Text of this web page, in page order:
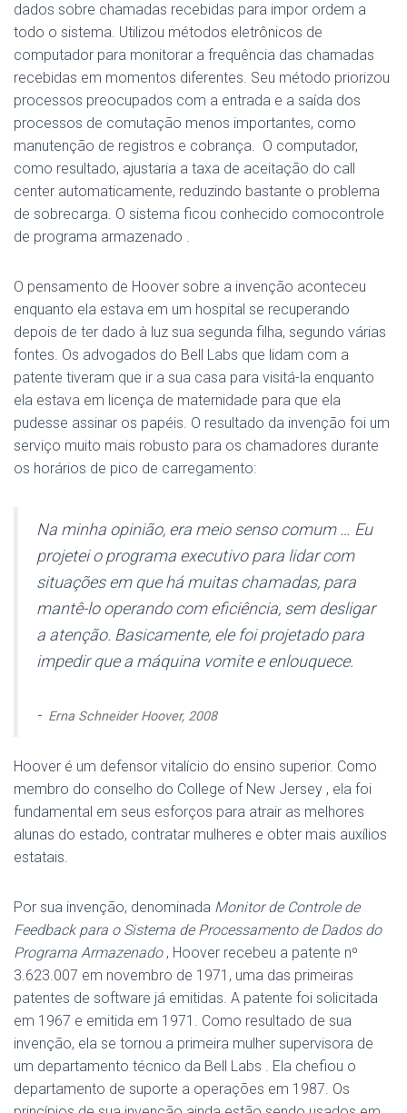
dados sobre chamadas recebidas para impor ordem a
todo o sistema. Utilizou métodos eletrônicos de
computador para monitorar a frequência das chamadas
recebidas em momentos diferentes. Seu método priorizou
processos preocupados com a entrada e a saída dos
processos de comutação menos importantes, como
manutenção de registros e cobrança. O computador,
como resultado, ajustaria a taxa de aceitação do call
center automaticamente, reduzindo bastante o problema
de sobrecarga. O sistema ficou conhecido comocontrole
de programa armazenado .
O pensamento de Hoover sobre a invenção aconteceu
enquanto ela estava em um hospital se recuperando
depois de ter dado à luz sua segunda filha, segundo várias
fontes. Os advogados do Bell Labs que lidam com a
patente tiveram que ir a sua casa para visitá-la enquanto
ela estava em licença de maternidade para que ela
pudesse assinar os papéis. O resultado da invenção foi um
serviço muito mais robusto para os chamadores durante
os horários de pico de carregamento:
Na minha opinião, era meio senso comum … Eu
projetei o programa executivo para lidar com
situações em que há muitas chamadas, para
mantê-lo operando com eficiência, sem desligar
a atenção. Basicamente, ele foi projetado para
impedir que a máquina vomite e enlouquece.
- Erna Schneider Hoover, 2008
Hoover é um defensor vitalício do ensino superior. Como
membro do conselho do College of New Jersey , ela foi
fundamental em seus esforços para atrair as melhores
alunas do estado, contratar mulheres e obter mais auxílios
estatais.
Por sua invenção, denominada Monitor de Controle de
Feedback para o Sistema de Processamento de Dados do
Programa Armazenado, Hoover recebeu a patente nº
3.623.007 em novembro de 1971, uma das primeiras
patentes de software já emitidas. A patente foi solicitada
em 1967 e emitida em 1971. Como resultado de sua
invenção, ela se tornou a primeira mulher supervisora ​​de
um departamento técnico da Bell Labs . Ela chefiou o
departamento de suporte a operações em 1987. Os